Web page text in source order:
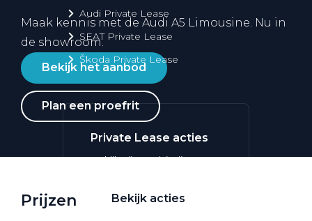
Audi Private Lease
SEAT Private Lease
Škoda Private Lease
Private Lease acties
Bekijk alle aanbiedingen
Bekijk acties
Maak kennis met de Audi A5 Limousine. Nu in
de showroom.
Bekijk het aanbod
Plan een proefrit
Prijzen